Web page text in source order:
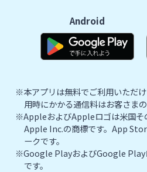
Android
※本アプリは無料でご利用いただ
用時にかかる通信料はお客さま
※AppleおよびAppleロゴは米国そ
Apple Inc.の商標です。App
ークです。
※Google PlayおよびGoogle Play
です。